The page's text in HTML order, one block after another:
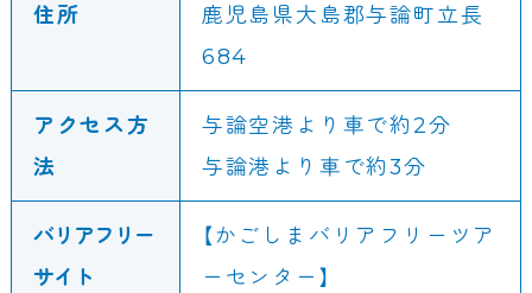
住所
鹿児島県大島郡与論町立長
684
アクセス方
法
与論空港より車で約2分
与論港より車で約3分
バリアフリー
サイト
【かごしまバリアフリーツア
ーセンター】